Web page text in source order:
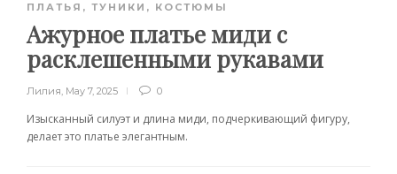
ПЛАТЬЯ, ТУНИКИ, КОСТЮМЫ
Ажурное платье миди с
расклешенными рукавами
Лилия, May 7, 2025 0
Изысканный силуэт и длина миди, подчеркивающий фигуру,
делает это платье элегантным.